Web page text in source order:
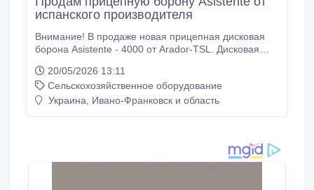
испанского производителя
Внимание! В продаже новая прицепная дисковая
борона Asistente - 4000 от Arador-TSL. Дисковая
балки дисков, предназначена для лущения
пожнивных остатков и обработки почвы после
посевов. По всем вопросам обращайтесь по номеру
20/05/2026 13:11
Сельскохозяйственное оборудование
Украина, Ивано-Франковск и область